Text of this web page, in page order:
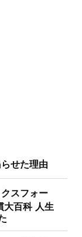
せた理由
スフォー
大百科 人生